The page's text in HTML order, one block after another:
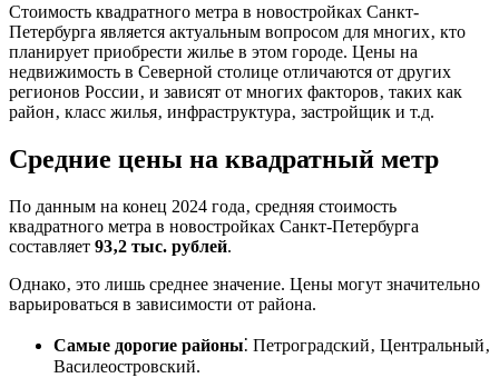
Стоимость квадратного метра в новостройках Санкт-
Петербурга является актуальным вопросом для многих‚ кто
планирует приобрести жилье в этом городе. Цены на
недвижимость в Северной столице отличаются от других
регионов России‚ и зависят от многих факторов‚ таких как
район‚ класс жилья‚ инфраструктура‚ застройщик и т.д.
Средние цены на квадратный метр
По данным на конец 2024 года‚ средняя стоимость
квадратного метра в новостройках Санкт-Петербурга
составляет 93‚2 тыс. рублей.
Однако‚ это лишь среднее значение. Цены могут значительно
варьироваться в зависимости от района.
Самые дорогие районы⁚ Петроградский‚ Центральный‚
Василеостровский.